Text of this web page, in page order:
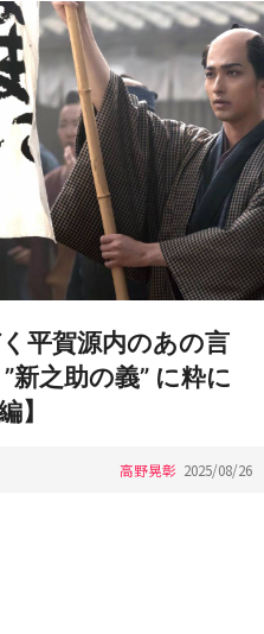
平賀源内のあの言
新之助の義” に粋に
】
高野晃彰 2025/08/26